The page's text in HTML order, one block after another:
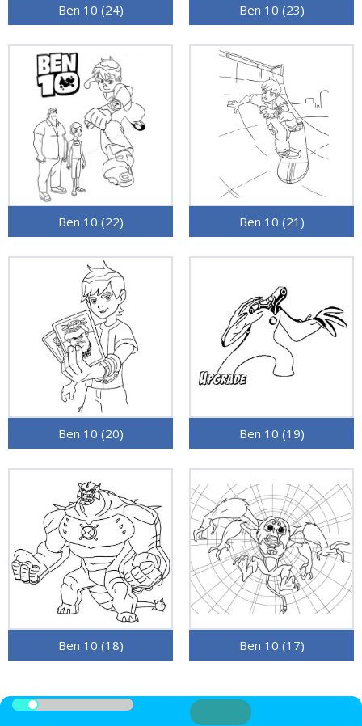
Ben 10 (24) Ben 10 (23)
Ben 10 (22) Ben 10 (21)
Ben 10 (20) Ben 10 (19)
Ben 10 (18) Ben 10 (17)